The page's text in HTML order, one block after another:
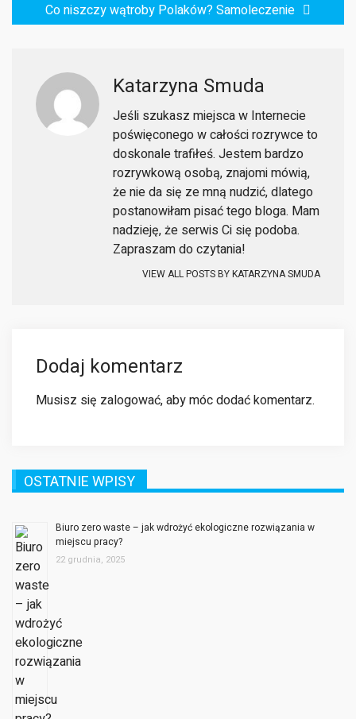
Co niszczy wątroby Polaków? Samoleczenie
Katarzyna Smuda
Jeśli szukasz miejsca w Internecie
poświęconego w całości rozrywce to
doskonale trafiłeś. Jestem bardzo
rozrywkową osobą, znajomi mówią,
że nie da się ze mną nudzić, dlatego
postanowiłam pisać tego bloga. Mam
nadzieję, że serwis Ci się podoba.
Zapraszam do czytania!
VIEW ALL POSTS BYKATARZYNA SMUDA
Dodaj komentarz
Musisz się zalogować, aby móc dodać komentarz.
OSTATNIE WPISY
Biuro zero waste – jak wdrożyć ekologiczne rozwiązania w
miejscu pracy?
22 grudnia, 2025